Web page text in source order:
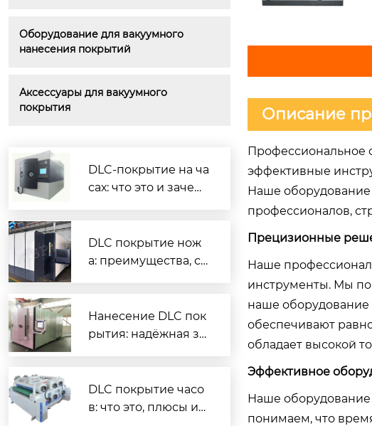
Оборудование для вакуумного
нанесения покрытий
Аксессуары для вакуумного
покрытия
DLC-покрытие на ча
сах: что это и зачем
DLC покрытие нож
а: преимущества, ср
Нанесение DLC пок
рытия: надёжная за
DLC покрытие часо
в: что это, плюсы и
Описание
Профессиональное
эффективные
Наше оборудование
профессионалов,
Прецизионные
Наше
инструменты. Мы
наше оборудование
обеспечивают
обладает высокой
Эффективное
Наше
понимаем, что